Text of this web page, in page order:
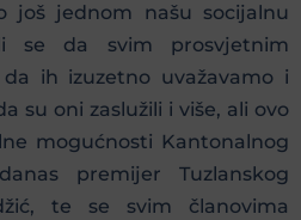
još jednom našu socijalnu
se da svim prosvjetnim
ih izuzetno uvažavamo i
su oni zaslužili i više, ali ovo
mogućnosti Kantonalnog
premijer Tuzlanskog
te se svim članovima